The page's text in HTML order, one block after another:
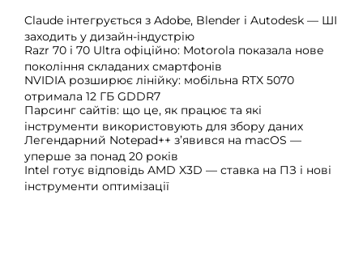
Claude інтегрується з Adobe, Blender і Autodesk — ШІ
заходить у дизайн-індустрію
Razr 70 і 70 Ultra офіційно: Motorola показала нове
покоління складаних смартфонів
NVIDIA розширює лінійку: мобільна RTX 5070
отримала 12 ГБ GDDR7
Парсинг сайтів: що це, як працює та які
інструменти використовують для збору даних
Легендарний Notepad++ з’явився на macOS —
уперше за понад 20 років
Intel готує відповідь AMD X3D — ставка на ПЗ і нові
інструменти оптимізації